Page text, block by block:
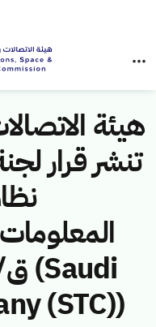
هيئة
تنشر قرار
(STC))